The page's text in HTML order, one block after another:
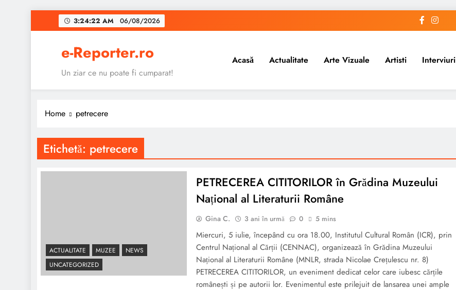
to
3:24:23 AM 06/08/2026
e-Reporter.ro
Un ziar ce nu poate fi cumparat!
Acasă Actualitate Arte Vizuale Artisti Interviuri
Home petrecere
Etichetă: petrecere
ACTUALITATE MUZEE
NEWS
UNCATEGORIZED
PETRECEREA CITITORILOR în Grădina Muzeului
Național al Literaturii Române
Gina C. 3 ani în urmă 0 5 mins
Miercuri, 5 iulie, începând cu ora 18.00, Institutul Cultural Român (ICR), prin
Centrul Național al Cărții (CENNAC), organizează în Grădina Muzeului
Național al Literaturii Române (MNLR, strada Nicolae Crețulescu nr. 8)
PETRECEREA CITITORILOR, un eveniment dedicat celor care iubesc cărțile
românești și pe autorii lor. Evenimentul este prilejuit de lansarea unei ample